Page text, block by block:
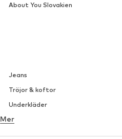
Jeans
Tröjor & koftor
Underkläder
Skjortor
Kostymer & kavajer
Mer
About You Slovakien